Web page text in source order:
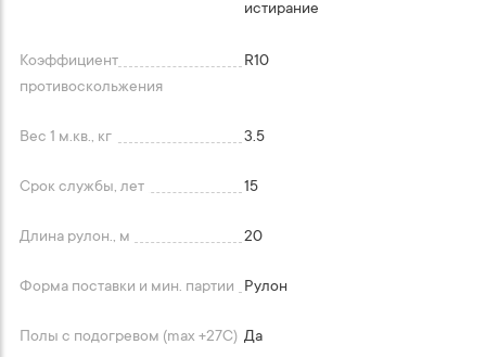
истирание
Коэффициент
противоскольжения
R10
Вес 1 м.кв., кг 3.5
Срок службы, лет 15
Длина рулон., м 20
Форма поставки и мин. партии Рулон
Полы с подогревом (max +27C) Да